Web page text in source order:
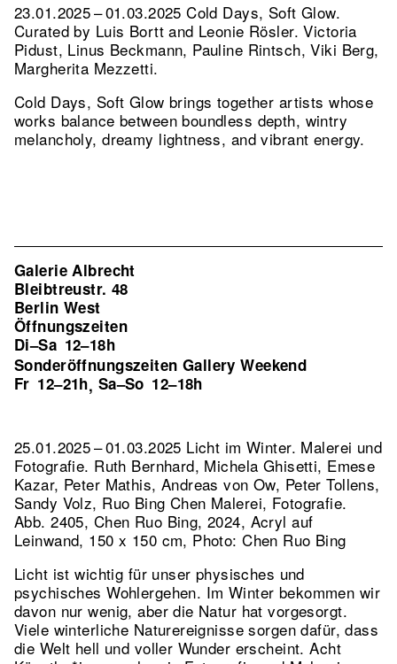
23.01.2025 – 01.03.2025 Cold Days, Soft Glow.
Curated by Luis Bortt and Leonie Rösler. Victoria
Pidust, Linus Beckmann, Pauline Rintsch, Viki Berg,
Margherita Mezzetti.
Cold Days, Soft Glow brings together artists whose
works balance between boundless depth, wintry
melancholy, dreamy lightness, and vibrant energy.
Galerie Albrecht
Bleibtreustr. 48
Berlin West
Öffnungszeiten
Di–Sa 12–18h
Sonderöffnungszeiten Gallery Weekend
Fr 12–21h, Sa–So 12–18h
25.01.2025 – 01.03.2025 Licht im Winter. Malerei und
Fotografie. Ruth Bernhard, Michela Ghisetti, Emese
Kazar, Peter Mathis, Andreas von Ow, Peter Tollens,
Sandy Volz, Ruo Bing Chen Malerei, Fotografie.
Abb. 2405, Chen Ruo Bing, 2024, Acryl auf
Leinwand, 150 x 150 cm, Photo: Chen Ruo Bing
Licht ist wichtig für unser physisches und
psychisches Wohlergehen. Im Winter bekommen wir
davon nur wenig, aber die Natur hat vorgesorgt.
Viele winterliche Naturereignisse sorgen dafür, dass
die Welt hell und voller Wunder erscheint. Acht